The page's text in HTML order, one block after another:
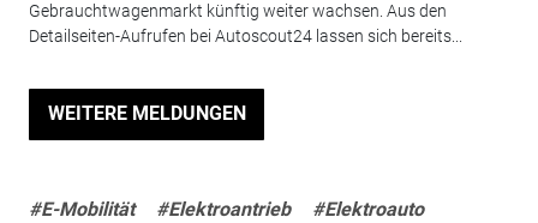
Gebrauchtwagenmarkt künftig weiter wachsen. Aus den
Detailseiten-Aufrufen bei Autoscout24 lassen sich bereits...
WEITERE MELDUNGEN
#E-Mobilität #Elektroantrieb
#Elektroauto